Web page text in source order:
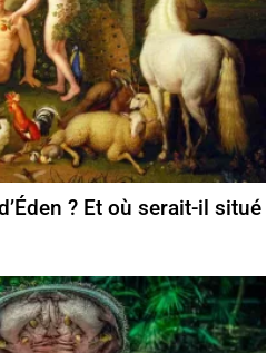
? Et où serait-il situé